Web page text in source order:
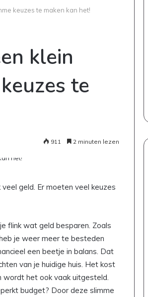
keuzes te maken kan het!
klein
te
911 2 minuten lezen
geld. Er moeten veel keuzes
flink wat geld besparen. Zoals
je weer meer te besteden
een beetje in balans. Dat
van je huidige huis. Het kost
wordt het ook vaak uitgesteld.
budget? Door deze slimme